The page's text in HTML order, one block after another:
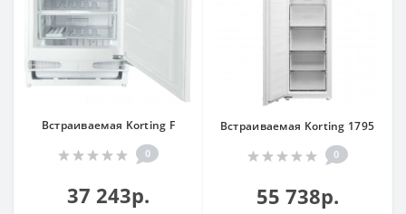
Встраиваемая Korting F
0
37 243р.
Встраиваемая Korting 1795
0
55 738р.